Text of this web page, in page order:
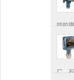
同的
开关
加坚
厂、